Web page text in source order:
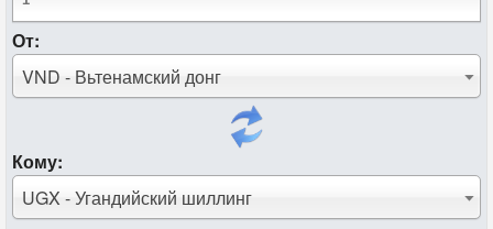
От:
VND - Вьтенамский донг
Кому:
UGX - Угандийский шиллинг